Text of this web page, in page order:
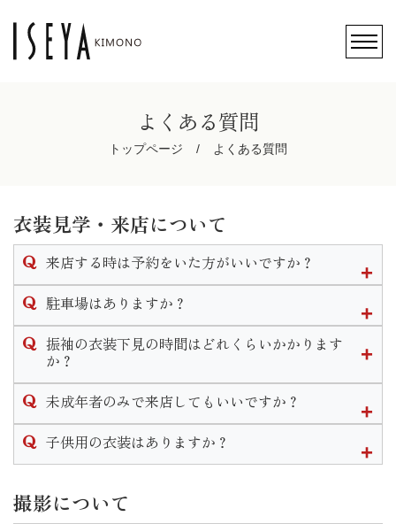
よくある質問
トップページ よくある質問
衣装見学・来店について
来店する時は予約をいた方がいいですか？
ご予約無しでのご来店も可能ですが、ご予約のお客様を優先
的にご案内させて頂きますのでお待ちいただく場合がござい
可能な限りご予約をいただきます様お願い致します。
なお、ご予約はこのHP内かお電話にて承ります。
駐車場はありますか？
店頭前にある駐車スペースと店舗裏側にも大型駐車場がござ
います。
振袖の衣装下見の時間はどれくらいかかります
か？
振袖下見の流れは
プラン説明→振袖選び→トータルコーディネート
ります。
未成年者のみで来店してもいいですか？
衣装の下見やプランの説明であればお嬢様ご本人様のみのご
来店も大歓迎です。
子供用の衣装はありますか？
七五三用の衣装になりますので和装になります。
撮影について